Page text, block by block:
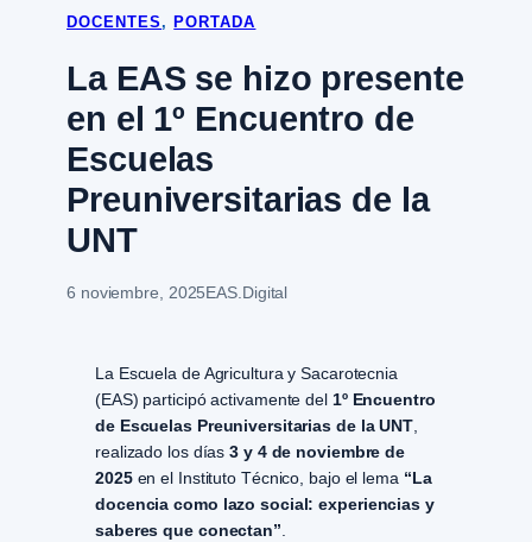
DOCENTES , PORTADA
La EAS se hizo presente
en el 1º Encuentro de
Escuelas
Preuniversitarias de la
UNT
6 noviembre, 2025EAS.Digital
La Escuela de Agricultura y Sacarotecnia
(EAS) participó activamente del 1º Encuentro
de Escuelas Preuniversitarias de la UNT,
realizado los días3 y 4 de noviembre de
2025en el Instituto Técnico, bajo el lema “La
docencia como lazo social: experiencias y
saberes que conectan”.